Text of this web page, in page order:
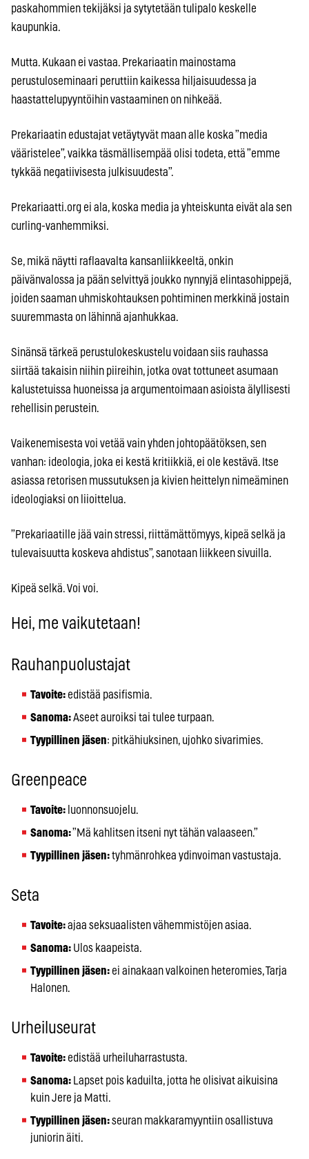
paskahommien tekijäksi ja sytytetään tulipalo keskelle
kaupunkia.
Mutta. Kukaan ei vastaa. Prekariaatin mainostama
perustuloseminaari peruttiin kaikessa hiljaisuudessa ja
haastattelupyyntöihin vastaaminen on nihkeää.
Prekariaatin edustajat vetäytyvät maan alle koska ”media
vääristelee”, vaikka täsmällisempää olisi todeta, että ”emme
tykkää negatiivisesta julkisuudesta”.
Prekariaatti.org ei ala, koska media ja yhteiskunta eivät ala sen
curling-vanhemmiksi.
Se, mikä näytti raflaavalta kansanliikkeeltä, onkin
päivänvalossa ja pään selvittyä joukko nynnyjä elintasohippejä,
joiden saaman uhmiskohtauksen pohtiminen merkkinä jostain
suuremmasta on lähinnä ajanhukkaa.
Sinänsä tärkeä perustulokeskustelu voidaan siis rauhassa
siirtää takaisin niihin piireihin, jotka ovat tottuneet asumaan
kalustetuissa huoneissa ja argumentoimaan asioista älyllisesti
rehellisin perustein.
Vaikenemisesta voi vetää vain yhden johtopäätöksen, sen
vanhan: ideologia, joka ei kestä kritiikkiä, ei ole kestävä. Itse
asiassa retorisen mussutuksen ja kivien heittelyn nimeäminen
ideologiaksi on liioittelua.
”Prekariaatille jää vain stressi, riittämättömyys, kipeä selkä ja
tulevaisuutta koskeva ahdistus”, sanotaan liikkeen sivuilla.
Kipeä selkä. Voi voi.
Hei, me vaikutetaan!
Rauhanpuolustajat
Tavoite: edistää pasifismia.
Sanoma:Aseet auroiksi tai tulee turpaan.
Tyypillinen jäsen: pitkähiuksinen, ujohko sivarimies.
Greenpeace
Tavoite: luonnonsuojelu.
Sanoma:”Mä kahlitsen itseni nyt tähän valaaseen.”
Tyypillinen jäsen:tyhmänrohkea ydinvoiman vastustaja.
Seta
Tavoite:ajaa seksuaalisten vähemmistöjen asiaa.
Sanoma: Ulos kaapeista.
Tyypillinen jäsen: ei ainakaan valkoinen heteromies, Tarja
Halonen.
Urheiluseurat
Tavoite: edistää urheiluharrastusta.
Sanoma: Lapset pois kaduilta, jotta he olisivat aikuisina
kuin Jere ja Matti.
Tyypillinen jäsen:seuran makkaramyyntiin osallistuva
juniorin äiti.